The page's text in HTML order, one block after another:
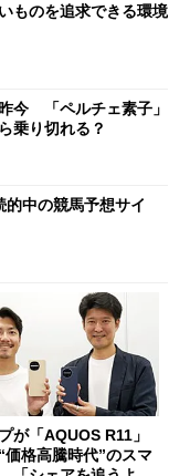
ものを追求できる環境
今 「ペルチェ素子」
乗り切れる？
的中の競馬予想サイ
が「AQUOS R11」
価格高騰時代”のスマ